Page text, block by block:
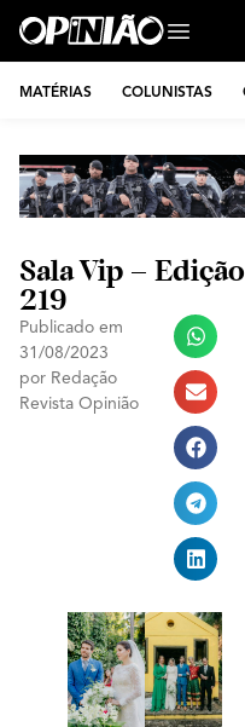
MATÉRIAS COLUNISTAS
Sala Vip – Edição
219
Publicado em
31/08/2023
por Redação
Revista Opinião